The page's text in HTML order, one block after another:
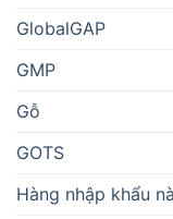
GlobalGAP
GMP
Gỗ
GOTS
Hàng nhập khẩu